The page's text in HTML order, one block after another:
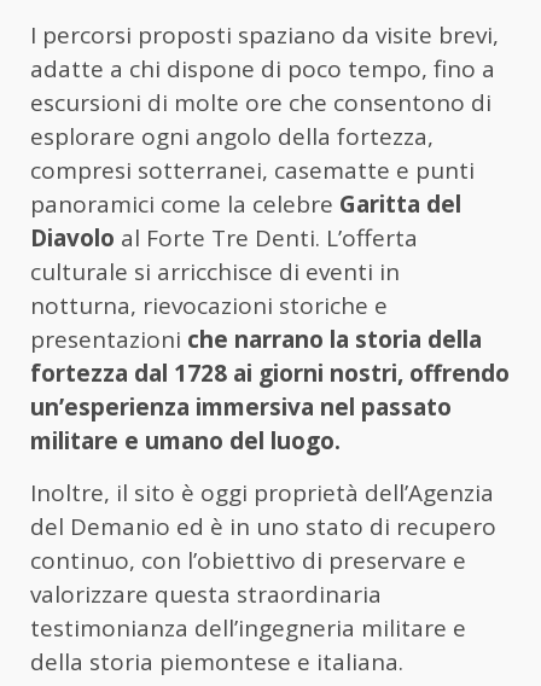
I percorsi proposti spaziano da visite brevi,
adatte a chi dispone di poco tempo, fino a
escursioni di molte ore che consentono di
esplorare ogni angolo della fortezza,
compresi sotterranei, casematte e punti
panoramici come la celebre Garitta del
Diavolo al Forte Tre Denti. L’offerta
culturale si arricchisce di eventi in
notturna, rievocazioni storiche e
presentazioni che narrano la storia della
fortezza dal 1728 ai giorni nostri, offrendo
un’esperienza immersiva nel passato
militare e umano del luogo.
Inoltre, il sito è oggi proprietà dell’Agenzia
del Demanio ed è in uno stato di recupero
continuo, con l’obiettivo di preservare e
valorizzare questa straordinaria
testimonianza dell’ingegneria militare e
della storia piemontese e italiana.